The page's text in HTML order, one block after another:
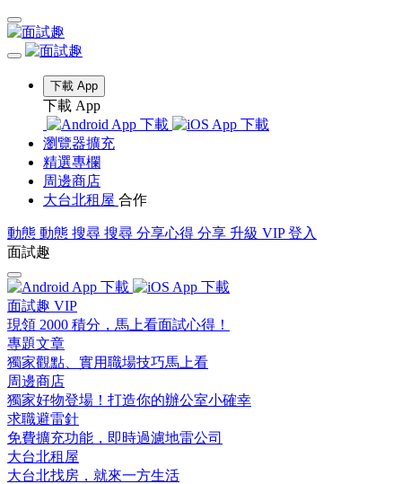
下載 App
下載 App
瀏覽器擴充
精選專欄
周邊商店
大台北租屋 合作
動態 動態 搜尋 搜尋 分享心得 分享 升級 VIP 登入
面試趣
面試趣 VIP
現領 2000 積分，馬上看面試心得！
專題文章
獨家觀點、實用職場技巧馬上看
周邊商店
獨家好物登場！打造你的辦公室小確幸
求職避雷針
免費擴充功能，即時過濾地雷公司
大台北租屋
大台北找房，就來一方生活